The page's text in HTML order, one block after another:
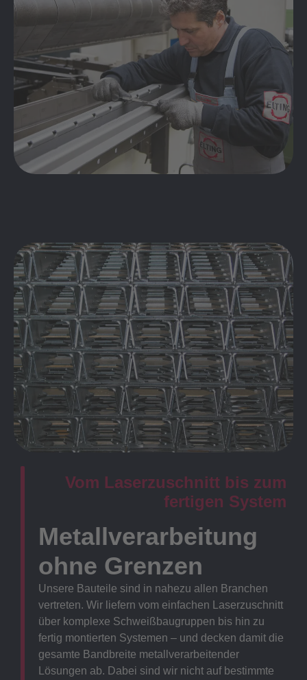
Vom Laserzuschnitt bis zum
fertigen System
Metallverarbeitung
ohne Grenzen
Unsere Bauteile sind in nahezu allen Branchen
vertreten. Wir liefern vom einfachen Laserzuschnitt
über komplexe Schweißbaugruppen bis hin zu
fertig montierten Systemen – und decken damit die
gesamte Bandbreite metallverarbeitender
Lösungen ab. Dabei sind wir nicht auf bestimmte